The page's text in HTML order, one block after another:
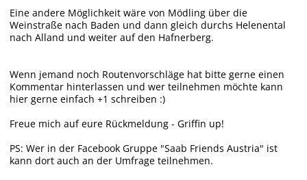
Eine andere Möglichkeit wäre von Mödling über die
Weinstraße nach Baden und dann gleich durchs Helenental
nach Alland und weiter auf den Hafnerberg.
Wenn jemand noch Routenvorschläge hat bitte gerne einen
Kommentar hinterlassen und wer teilnehmen möchte kann
hier gerne einfach +1 schreiben :)
Freue mich auf eure Rückmeldung - Griffin up!
PS: Wer in der Facebook Gruppe "Saab Friends Austria" ist
kann dort auch an der Umfrage teilnehmen.